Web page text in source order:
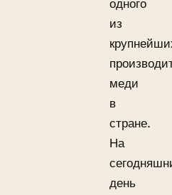
одного
из
меди
в
стране.
На
день